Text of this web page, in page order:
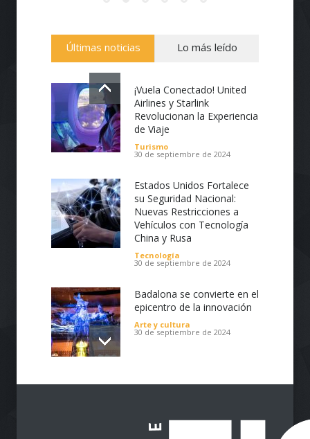
Diseño de páginas Web profesionales de
calidad, intuitivas, de fácil navegación,
personalizadas de acuerdo a tus
necesidades, utilizamos de manera eficiente
lo último en sistema de gestión de
contenidos (CMS), plugins, tecnologías API y
e-Commerce. Creación de páginas Web de
todo tipo, corporativas o personales,
portafolios, tiendas virtuales, blogs y
Últimas noticias Lo más leído
¡Vuela Conectado! United
Airlines y Starlink
Revolucionan la Experiencia
de Viaje
Turismo
30 de septiembre de 2024
Estados Unidos Fortalece
su Seguridad Nacional:
Nuevas Restricciones a
Vehículos con Tecnología
China y Rusa
Tecnología
30 de septiembre de 2024
Badalona se convierte en el
epicentro de la innovación
Arte y cultura
30 de septiembre de 2024
Impulsa tu Negocio con
llega al Cesar